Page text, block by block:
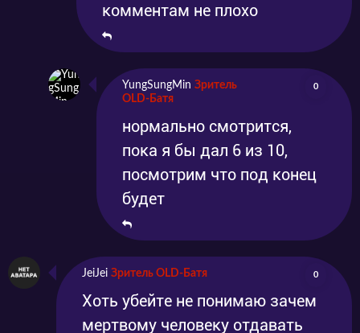
комментам не плохо
YungSungMin Зритель
OLD-Батя
0
нормально смотрится,
пока я бы дал 6 из 10,
посмотрим что под конец
будет
JeiJei Зритель OLD-Батя 0
Хоть убейте не понимаю зачем
мертвому человеку отдавать